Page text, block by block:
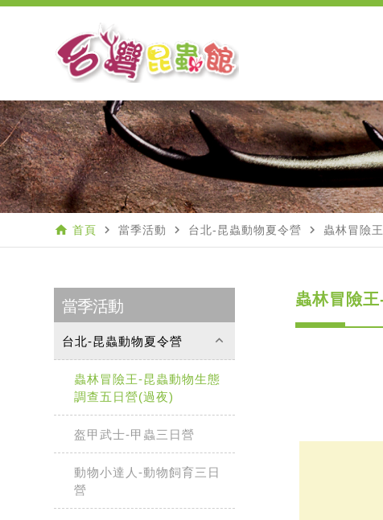
home 首頁 navigate_next 當季活動 navigate_next 台北-昆蟲動物夏令營 navigate_next 蟲林冒險
當季活動
台北-昆蟲動物夏令營 keyboard_arrow_up
蟲林冒險王-昆蟲動物生態
調查五日營(過夜)
盔甲武士-甲蟲三日營
動物小達人-動物飼育三日
營
蟲林冒險